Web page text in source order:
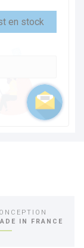
en stock
IN FRANCE